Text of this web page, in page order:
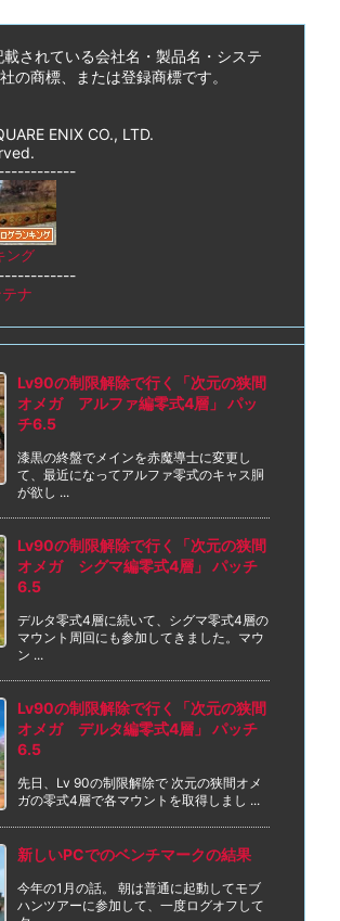
されている会社名・製品名・システ
の商標、または登録商標です。
ENIX CO., LTD.
ング
ナ
Lv90の制限解除で行く「次元の狭間
オメガ アルファ編零式4層」 パッ
チ6.5
漆黒の終盤でメインを赤魔導士に変更し
て、最近になってアルファ零式のキャス胴
が欲し ...
Lv90の制限解除で行く「次元の狭間
オメガ シグマ編零式4層」 パッチ
6.5
デルタ零式4層に続いて、シグマ零式4層の
マウント周回にも参加してきました。マウ
ン ...
Lv90の制限解除で行く「次元の狭間
オメガ デルタ編零式4層」 パッチ
6.5
先日、Lv 90の制限解除で 次元の狭間オメ
ガの零式4層で各マウントを取得しまし ...
新しいPCでのベンチマークの結果
今年の1月の話。 朝は普通に起動してモブ
ハンツアーに参加して、一度ログオフして